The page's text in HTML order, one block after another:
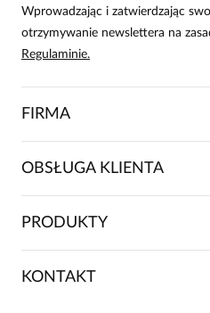
Wprowadzając i zatwierdzając
otrzymywanie newslettera na
Regulaminie.
FIRMA
O NAS
FRANCZYZA
OBSŁUGA KLIENTA
SKŁADANIE ZAMÓWIENIA
FAQ
PRODUKTY
SUKIENKI
KONTAKT